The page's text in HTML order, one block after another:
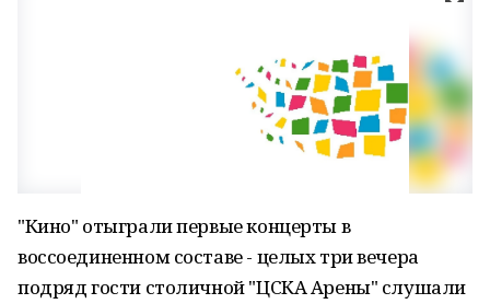
"Кино" отыграли первые концерты в
воссоединенном составе - целых три вечера
подряд гости столичной "ЦСКА Арены" слушали